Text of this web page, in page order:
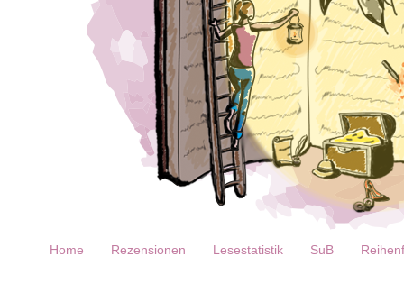
Home Rezensionen Lesestatistik SuB